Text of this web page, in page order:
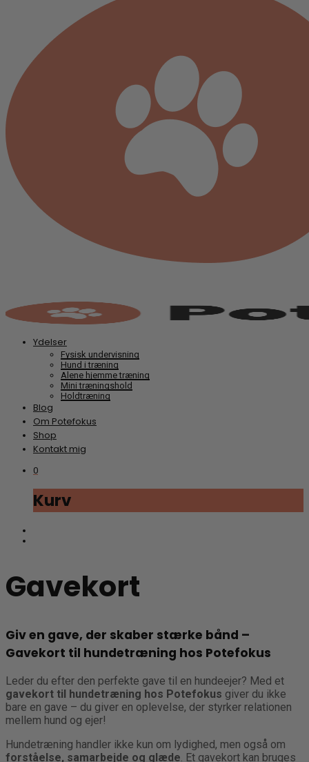
Ydelser
Fysisk undervisning
Hund i træning
Alene hjemme træning
Mini træningshold
Holdtræning
Blog
Om Potefokus
Shop
Kontakt mig
0
Kurv
Gavekort
Giv en gave, der skaber stærke bånd –
Gavekort til hundetræning hos Potefokus
Leder du efter den perfekte gave til en hundeejer? Med et
gavekort til hundetræning hos Potefokus giver du ikke
bare en gave – du giver en oplevelse, der styrker relationen
mellem hund og ejer!
Hundetræning handler ikke kun om lydighed, men også om
forståelse, samarbejde og glæde . Et gavekort kan bruges